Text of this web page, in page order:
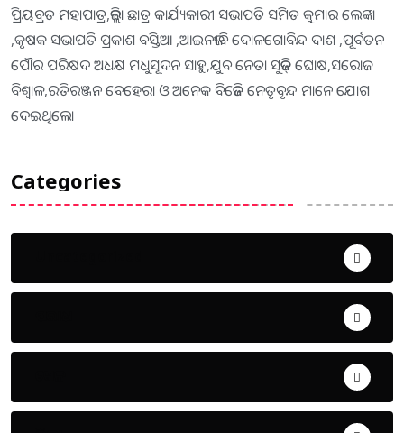
ପ୍ରିୟବ୍ରତ ମହାପାତ୍ର,ଜିଲ୍ଲା ଛାତ୍ର କାର୍ଯ୍ୟକାରୀ ସଭାପତି ସମିତ କୁମାର ଲେଙ୍କା
,କୃଷକ ସଭାପତି ପ୍ରକାଶ ବସ୍ତିଆ ,ଆଇନଜୀବି ଦୋଳଗୋବିନ୍ଦ ଦାଶ ,ପୂର୍ବତନ
ପୌର ପରିଷଦ ଅଧକ୍ଷ ମଧୁସୂଦନ ସାହୁ,ଯୁବ ନେତା ସୁଜିତ୍ ଘୋଷ,ସରୋଜ
ବିଶ୍ଵାଳ,ରତିରଞ୍ଜନ ବେହେରା ଓ ଅନେକ ବିଜେଡି ନେତୃବୃନ୍ଦ ମାନେ ଯୋଗ
ଦେଇଥିଲେ।
Categories